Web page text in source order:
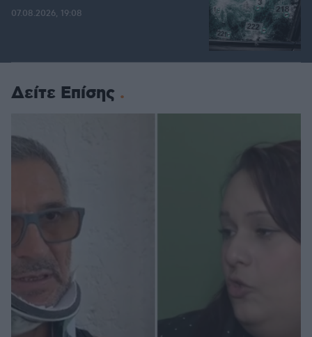
07.08.2026, 19:08
Δείτε Επίσης